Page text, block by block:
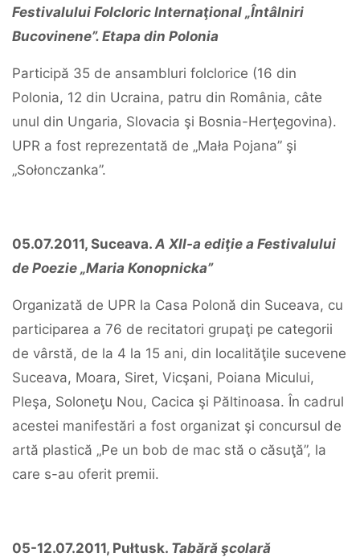
Festivalului Folcloric Internaţional „Întâlniri
Bucovinene”. Etapa din Polonia
Participă 35 de ansambluri folclorice (16 din
Polonia, 12 din Ucraina, patru din România, câte
unul din Ungaria, Slovacia şi Bosnia-Herţegovina).
UPR a fost reprezentată de „Mała Pojana” şi
„Sołonczanka”.
05.07.2011, Suceava. A XII-a ediţie a Festivalului
de Poezie „Maria Konopnicka”
Organizată de UPR la Casa Polonă din Suceava, cu
participarea a 76 de recitatori grupaţi pe categorii
de vârstă, de la 4 la 15 ani, din localităţile sucevene
Suceava, Moara, Siret, Vicşani, Poiana Micului,
Pleşa, Soloneţu Nou, Cacica şi Păltinoasa. În cadrul
acestei manifestări a fost organizat şi concursul de
artă plastică „Pe un bob de mac stă o căsuţă”, la
care s-au oferit premii.
05-12.07.2011, Pułtusk. Tabără şcolară